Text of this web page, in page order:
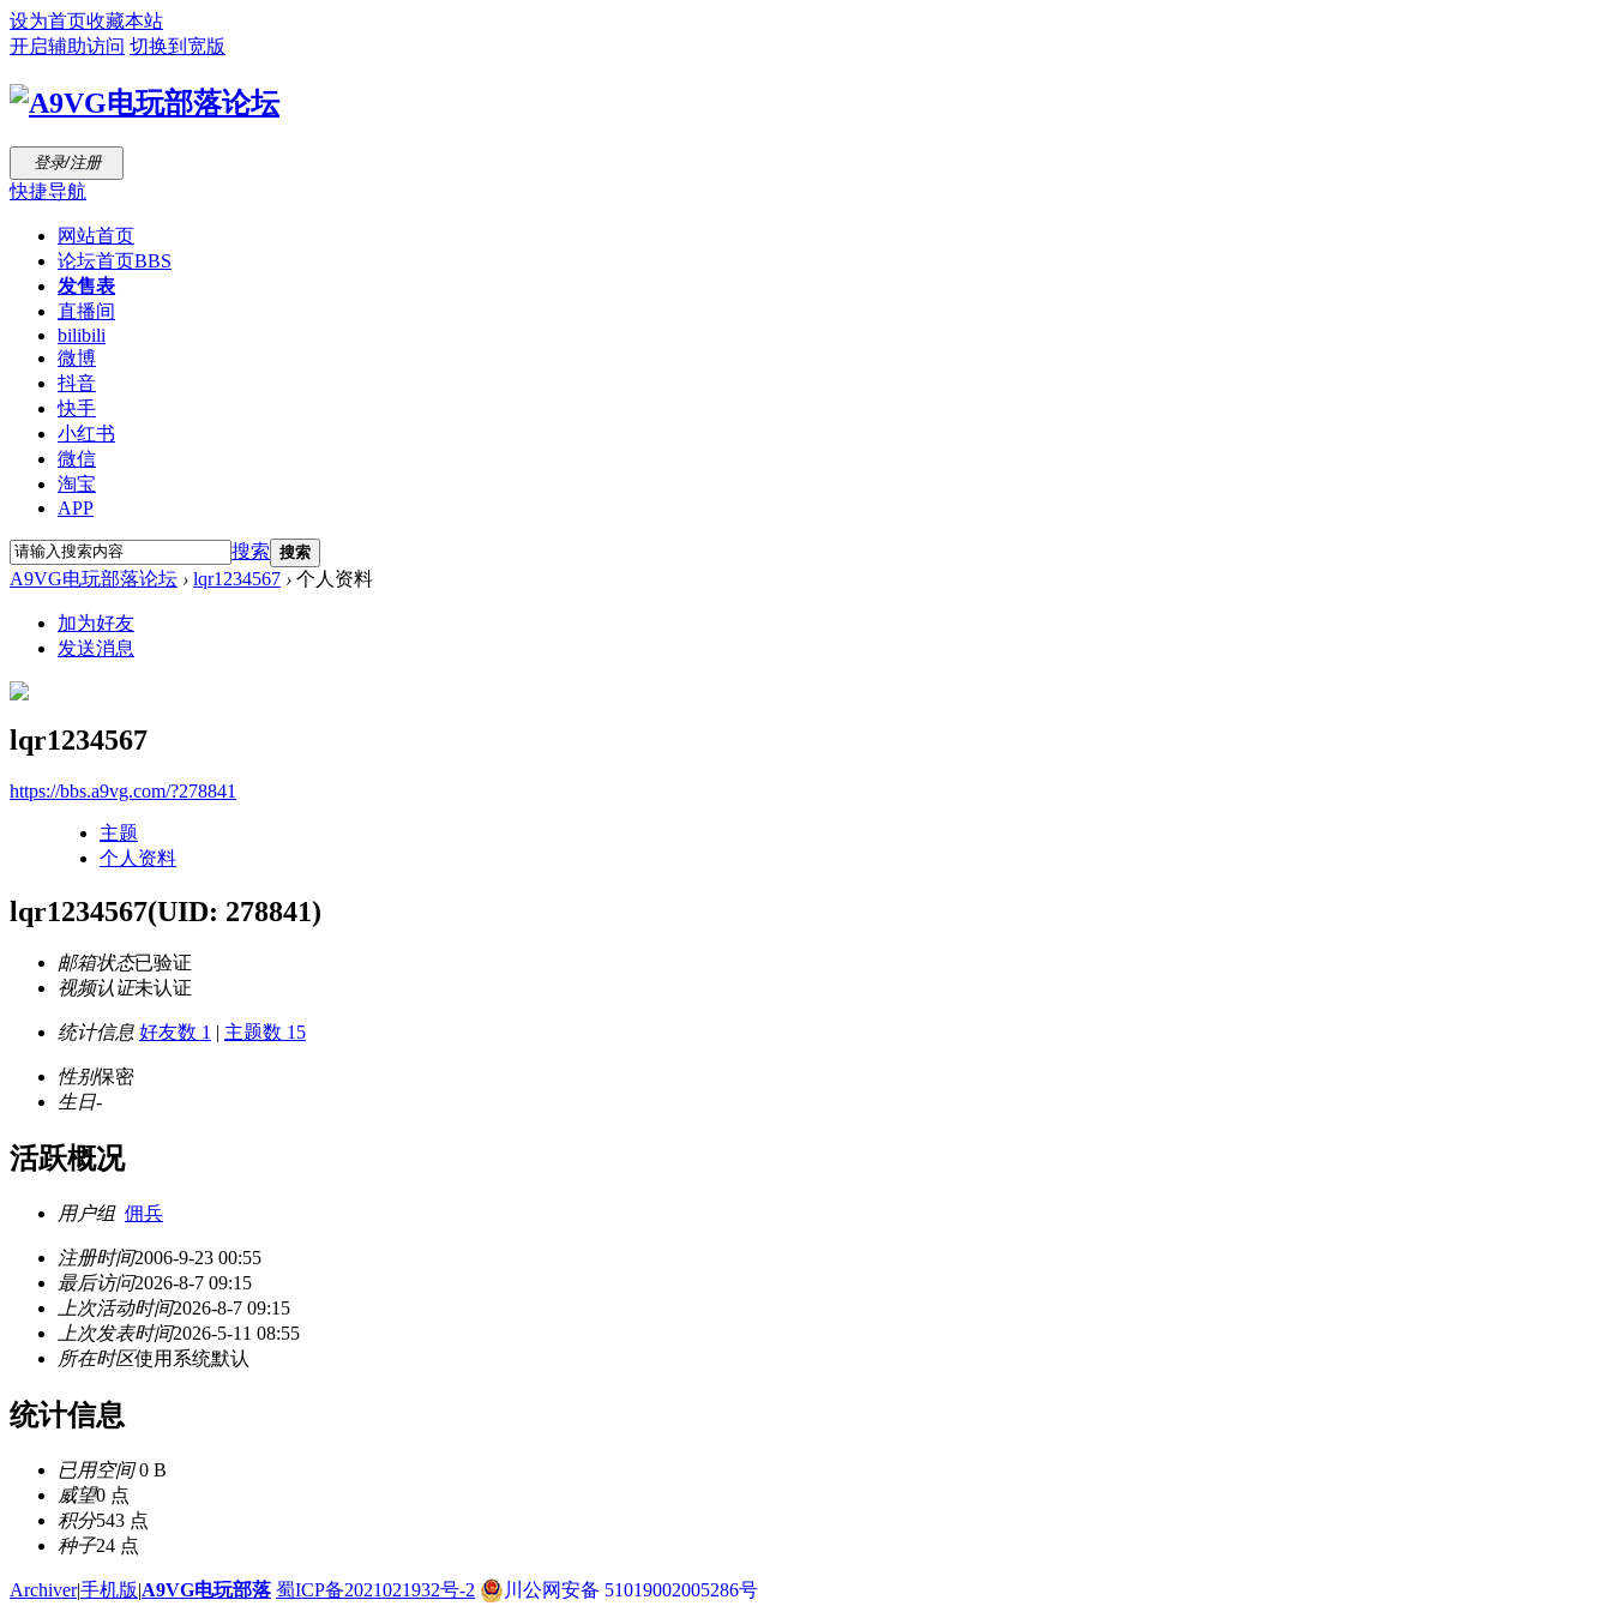
设为首页收藏本站
开启辅助访问 切换到宽版
登录/注册
快捷导航
网站首页
论坛首页BBS
发售表
直播间
bilibili
微博
抖音
快手
小红书
微信
淘宝
APP
搜索 搜索
A9VG电玩部落论坛 › lqr1234567 › 个人资料
加为好友
发送消息
lqr1234567
https://bbs.a9vg.com/?278841
主题
个人资料
lqr1234567(UID: 278841)
邮箱状态已验证
视频认证未认证
统计信息 好友数 1 | 主题数 15
性别保密
生日-
活跃概况
用户组 佣兵
注册时间2006-9-23 00:55
最后访问2026-8-7 09:15
上次活动时间2026-8-7 09:15
上次发表时间2026-5-11 08:55
所在时区使用系统默认
统计信息
已用空间0 B
威望0 点
积分543 点
种子24 点
Archiver|手机版|A9VG电玩部落 蜀ICP备2021021932号-2 川公网安备 51019002005286号